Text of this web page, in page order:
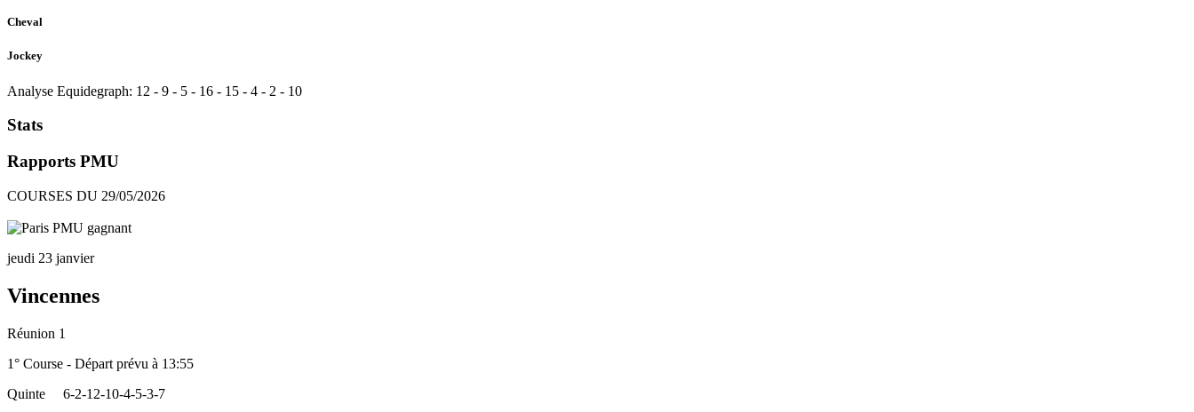
Cheval
Jockey
Analyse Equidegraph: 12 - 9 - 5 - 16 - 15 - 4 - 2 - 10
Stats
Rapports PMU
COURSES DU 29/05/2026
jeudi 23 janvier
Vincennes
Réunion 1
1° Course - Départ prévu à 13:55
Quinte
6-2-12-10-4-5-3-7